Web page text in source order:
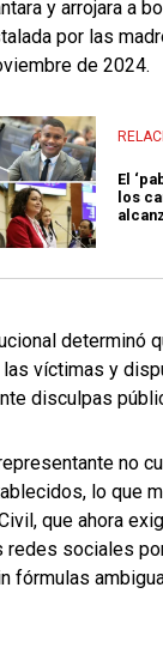
y arrojara a
por las
de 2024.
El
los
determinó
víctimas y
disculpas
no
lo que
que ahora
redes sociales
fórmulas